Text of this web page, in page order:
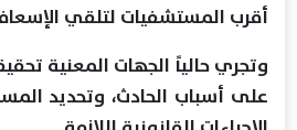
أقرب المستشفيات لتلقي
وتجري حالياً الجهات المعنية
على أسباب الحادث، وتحديد